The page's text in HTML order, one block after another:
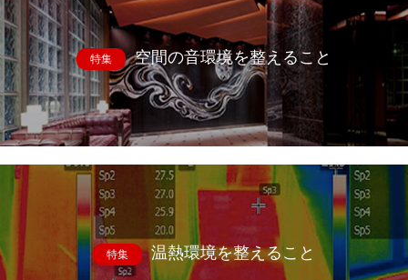
特集 空間の音環境を整えること
特集 温熱環境を整えること